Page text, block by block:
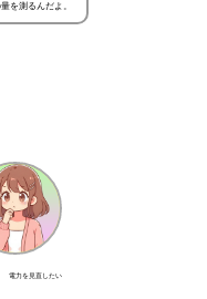
を測るんだよ。
電力を見直したい